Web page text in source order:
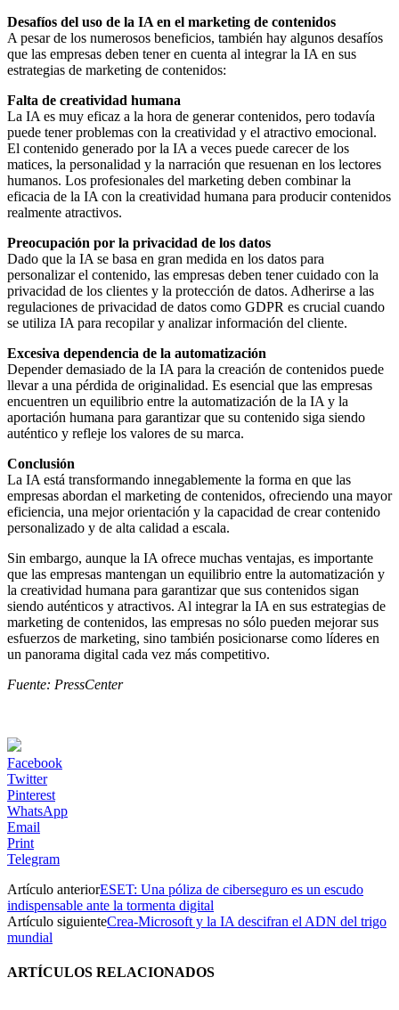
Desafíos del uso de la IA en el marketing de contenidos
A pesar de los numerosos beneficios, también hay algunos desafíos
que las empresas deben tener en cuenta al integrar la IA en sus
estrategias de marketing de contenidos:
Falta de creatividad humana
La IA es muy eficaz a la hora de generar contenidos, pero todavía
puede tener problemas con la creatividad y el atractivo emocional.
El contenido generado por la IA a veces puede carecer de los
matices, la personalidad y la narración que resuenan en los lectores
humanos. Los profesionales del marketing deben combinar la
eficacia de la IA con la creatividad humana para producir contenidos
realmente atractivos.
Preocupación por la privacidad de los datos
Dado que la IA se basa en gran medida en los datos para
personalizar el contenido, las empresas deben tener cuidado con la
privacidad de los clientes y la protección de datos. Adherirse a las
regulaciones de privacidad de datos como GDPR es crucial cuando
se utiliza IA para recopilar y analizar información del cliente.
Excesiva dependencia de la automatización
Depender demasiado de la IA para la creación de contenidos puede
llevar a una pérdida de originalidad. Es esencial que las empresas
encuentren un equilibrio entre la automatización de la IA y la
aportación humana para garantizar que su contenido siga siendo
auténtico y refleje los valores de su marca.
Conclusión
La IA está transformando innegablemente la forma en que las
empresas abordan el marketing de contenidos, ofreciendo una mayor
eficiencia, una mejor orientación y la capacidad de crear contenido
personalizado y de alta calidad a escala.
Sin embargo, aunque la IA ofrece muchas ventajas, es importante
que las empresas mantengan un equilibrio entre la automatización y
la creatividad humana para garantizar que sus contenidos sigan
siendo auténticos y atractivos. Al integrar la IA en sus estrategias de
marketing de contenidos, las empresas no sólo pueden mejorar sus
esfuerzos de marketing, sino también posicionarse como líderes en
un panorama digital cada vez más competitivo.
Fuente: PressCenter
Facebook
Twitter
Pinterest
WhatsApp
Email
Print
Telegram
Artículo anteriorESET: Una póliza de ciberseguro es un escudo
indispensable ante la tormenta digital
Artículo siguienteCrea-Microsoft y la IA descifran el ADN del trigo
mundial
ARTÍCULOS RELACIONADOS